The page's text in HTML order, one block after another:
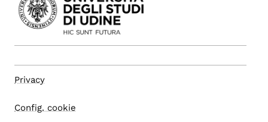
Privacy
Config. cookie